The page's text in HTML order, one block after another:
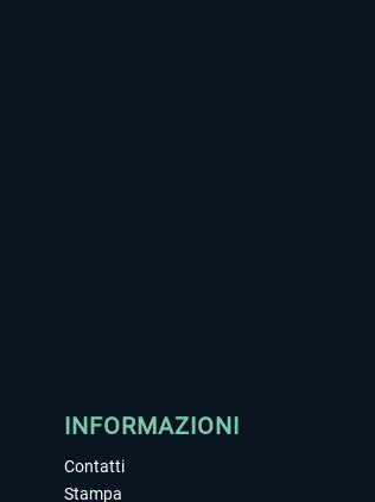
INFORMAZIONI
Contatti
Stampa